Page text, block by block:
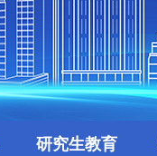
研究生教育